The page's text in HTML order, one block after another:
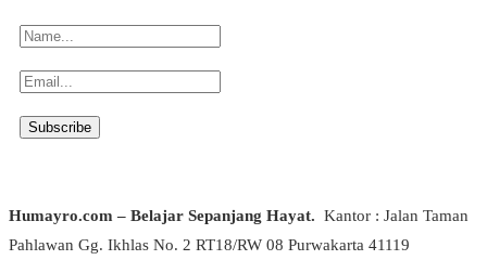
Humayro.com – Belajar Sepanjang Hayat. Kantor : Jalan Taman
Pahlawan Gg. Ikhlas No. 2 RT18/RW 08 Purwakarta 41119